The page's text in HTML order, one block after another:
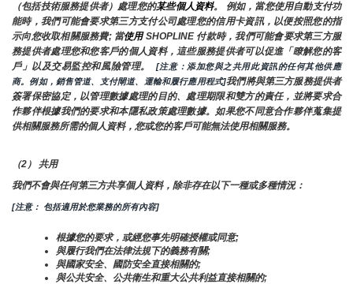
（包括技術服務提供者）處理您的某些個人資料。 例如，當您使用自動支付功
能時，我們可能會要求第三方支付公司處理您的信用卡資訊，以便按照您的指
示向您收取相關服務費; 當使用 SHOPLINE 付款時，我們可能會要求第三方服
務提供者處理您和您客戶的個人資料，這些服務提供者可以促進「瞭解您的客
戶」以及交易監控和風險管理。
[注意：添加您與之共用此資訊的任何其他供應
商。例如，銷售管道、支付閘道、運輸和履行應用程式]我們將與第三方服務提供者
簽署保密協定，以管理數據處理的目的、處理期限和雙方的責任，並將要求合
作夥伴根據我們的要求和本隱私政策處理數據。如果您不同意合作夥伴蒐集提
供相關服務所需的個人資料，您或您的客戶可能無法使用相關服務。
（2） 共用
我們不會與任何第三方共享個人資料，除非存在以下一種或多種情況：
[注意： 包括適用於您業務的所有內容]
根據您的要求，或經您事先明確授權或同意;
與履行我們在法律法規下的義務有關;
與國家安全、國防安全直接相關的;
與公共安全、公共衛生和重大公共利益直接相關的;